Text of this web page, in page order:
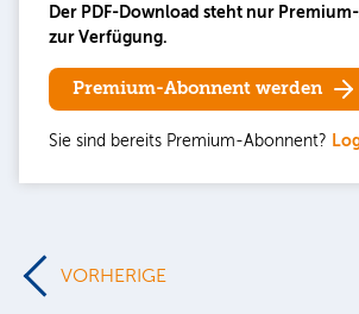
Der PDF-Download steht nur
zur Verfügung.
Premium-Abonnent werden
Sie sind bereits Premium-Abonnent?
VORHERIGE